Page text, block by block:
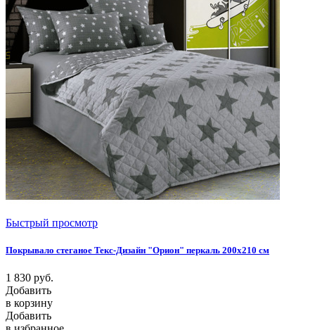
Быстрый просмотр
Покрывало стеганое Текс-Дизайн "Орион" перкаль 200х210 см
1 830 руб.
Добавить
в корзину
Добавить